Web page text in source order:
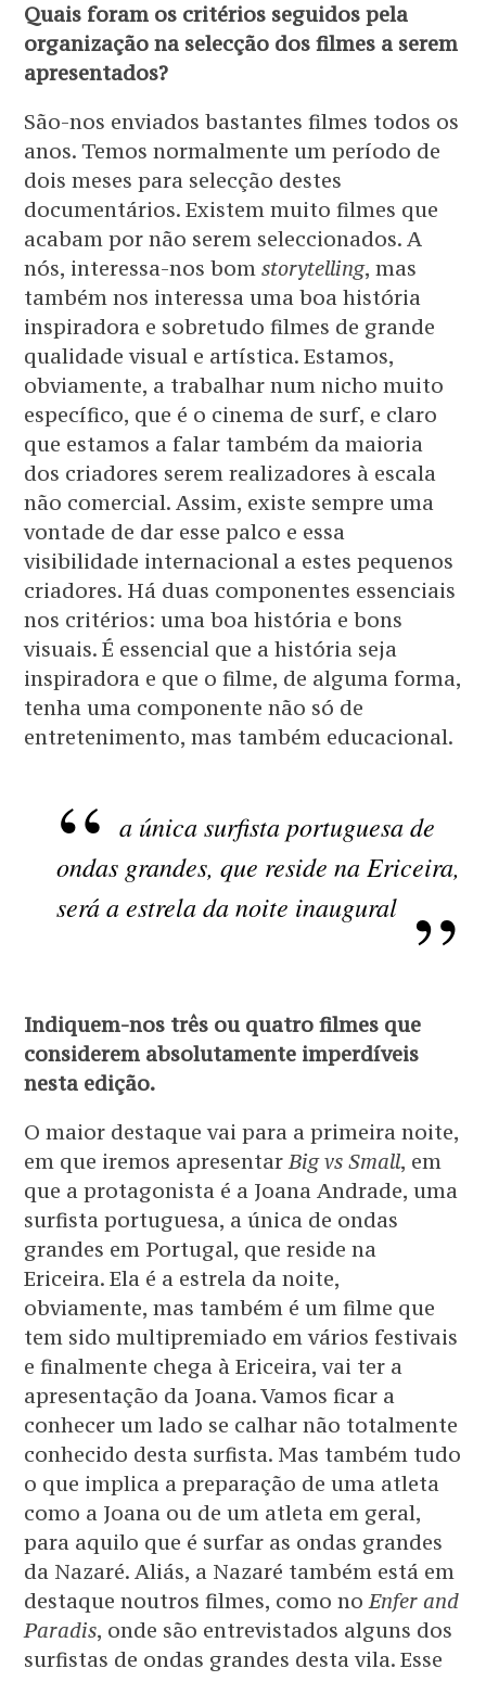
Quais foram os critérios seguidos pela
organização na selecção dos filmes a serem
apresentados?
São-nos enviados bastantes filmes todos os
anos. Temos normalmente um período de
dois meses para selecção destes
documentários. Existem muito filmes que
acabam por não serem seleccionados. A
nós, interessa-nos bomstorytelling, mas
também nos interessa uma boa história
inspiradora e sobretudo filmes de grande
qualidade visual e artística. Estamos,
obviamente, a trabalhar num nicho muito
específico, que é o cinema de surf, e claro
que estamos a falar também da maioria
dos criadores serem realizadores à escala
não comercial. Assim, existe sempre uma
vontade de dar esse palco e essa
visibilidade internacional a estes pequenos
criadores. Há duas componentes essenciais
nos critérios: uma boa história e bons
visuais. É essencial que a história seja
inspiradora e que o filme, de alguma forma,
tenha uma componente não só de
entretenimento, mas também educacional.
a única surfista portuguesa de
ondas grandes, que reside na Ericeira,
será a estrela da noite inaugural
Indiquem-nos três ou quatro filmes que
considerem absolutamente imperdíveis
nesta edição.
O maior destaque vai para a primeira noite,
em que iremos apresentar Big vs Small, em
que a protagonista é a Joana Andrade, uma
surfista portuguesa, a única de ondas
grandes em Portugal, que reside na
Ericeira. Ela é a estrela da noite,
obviamente, mas também é um filme que
tem sido multipremiado em vários festivais
e finalmente chega à Ericeira, vai ter a
apresentação da Joana. Vamos ficar a
conhecer um lado se calhar não totalmente
conhecido desta surfista. Mas também tudo
o que implica a preparação de uma atleta
como a Joana ou de um atleta em geral,
para aquilo que é surfar as ondas grandes
da Nazaré. Aliás, a Nazaré também está em
destaque noutros filmes, como no Enfer and
Paradis, onde são entrevistados alguns dos
surfistas de ondas grandes desta vila. Esse